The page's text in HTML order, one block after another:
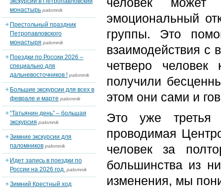
эмоциональный
группы. Это
взаимодействия с
четверо
получили
этом они сами и
Это уже третья
проводимая
человек за
большинства из
изменения, мы
монастырь palomnik
Престольный праздник
Петропавловского
монастыря palomnik
Поездки по России 2026 –
специально для
дальневосточников ! palomnik
Большие экскурсии для всех в
феврале и марте palomnik
“Татьянин день” – большая
экскурсия palomnik
Зимние экскурсии для
паломников palomnik
Идет запись в поездки по
России на 2026 год. palomnik
Зимний Крестный ход